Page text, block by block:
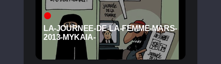
LA-JOURNEE-DE-LA-FEMME-MARS-
2013-MYKAIA-